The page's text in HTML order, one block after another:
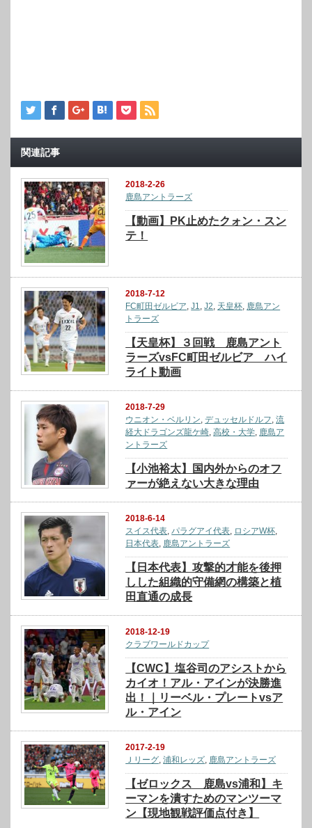
関連記事
2018-2-26
鹿島アントラーズ
【動画】PK止めたクォン・スン
テ！
2018-7-12
FC町田ゼルビア,J1,J2, 天皇杯, 鹿島アン
トラーズ
【天皇杯】３回戦 鹿島アント
ラーズvsFC町田ゼルビア ハイ
ライト動画
2018-7-29
ウニオン・ベルリン,デュッセルドルフ,流
経大ドラゴンズ龍ケ崎,高校・大学, 鹿島ア
ントラーズ
【小池裕太】国内外からのオフ
ァーが絶えない大きな理由
2018-6-14
スイス代表,パラグアイ代表, ロシアW杯,
日本代表, 鹿島アントラーズ
【日本代表】攻撃的才能を後押
しした組織的守備網の構築と植
田直通の成長
2018-12-19
クラブワールドカップ
【CWC】塩谷司のアシストから
カイオ！アル・アインが決勝進
出！｜リーベル・プレートvsア
ル・アイン
2017-2-19
Ｊリーグ,浦和レッズ, 鹿島アントラーズ
【ゼロックス 鹿島vs浦和】キ
ーマンを潰すためのマンツーマ
ン【現地観戦評価点付き】